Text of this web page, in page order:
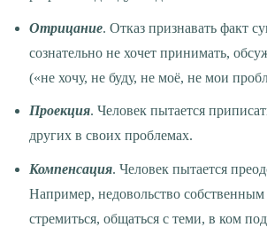
Отрицание. Отказ признавать факт
сознательно не хочет принимать,
(«не хочу, не буду, не моё, не мои
Проекция. Человек пытается
других в своих проблемах.
Компенсация. Человек пытается
Например, недовольство собственным
стремиться, общаться с теми, в ком